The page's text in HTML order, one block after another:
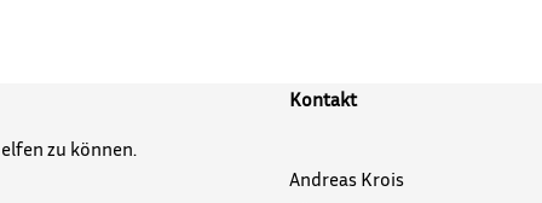
zu können.
Kontakt
Andreas Krois